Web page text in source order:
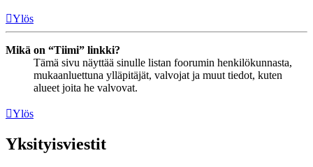
Ylös
Mikä on “Tiimi” linkki?
Tämä sivu näyttää sinulle listan foorumin henkilökunnasta,
mukaanluettuna ylläpitäjät, valvojat ja muut tiedot, kuten
alueet joita he valvovat.
Ylös
Yksityisviestit